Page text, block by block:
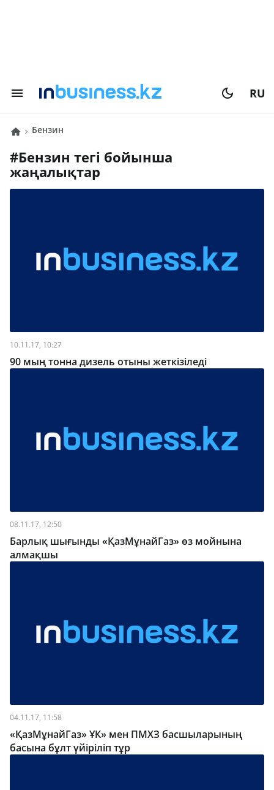
RU
бензин
# бензин тегі бойынша
жаңалықтар
10.11.17, 10:27
90 мың тонна дизель отыны жеткізіледі
08.11.17, 12:50
Барлық шығынды «ҚазМұнайГаз» өз мойнына
алмақшы
04.11.17, 11:58
«ҚазМұнайГаз» ҰК» мен ПМХЗ басшыларының
басына бұлт үйіріліп тұр